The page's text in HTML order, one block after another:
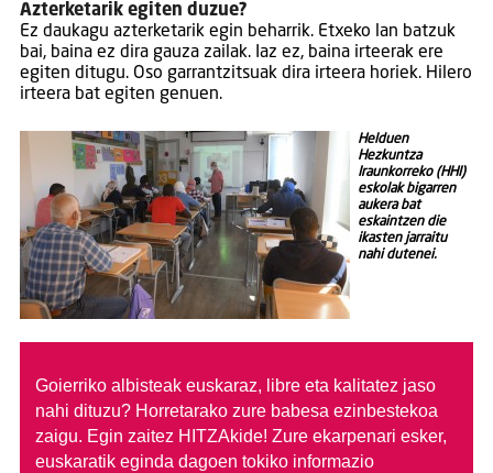
Azterketarik egiten duzue?
Ez daukagu azterketarik egin beharrik. Etxeko lan batzuk
bai, baina ez dira gauza zailak. Iaz ez, baina irteerak ere
egiten ditugu. Oso garrantzitsuak dira irteera horiek. Hilero
irteera bat egiten genuen.
Helduen
Hezkuntza
Iraunkorreko (HHI)
eskolak bigarren
aukera bat
eskaintzen die
ikasten jarraitu
nahi dutenei.
Goierriko albisteak euskaraz, libre eta kalitatez jaso
nahi dituzu? Horretarako zure babesa ezinbestekoa
zaigu. Egin zaitez HITZAkide! Zure ekarpenari esker,
euskaratik eginda dagoen tokiko informazio